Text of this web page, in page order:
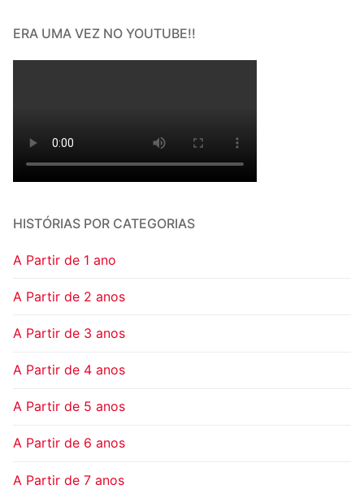
ERA UMA VEZ NO YOUTUBE!!
HISTÓRIAS POR CATEGORIAS
A Partir de 1 ano
A Partir de 2 anos
A Partir de 3 anos
A Partir de 4 anos
A Partir de 5 anos
A Partir de 6 anos
A Partir de 7 anos